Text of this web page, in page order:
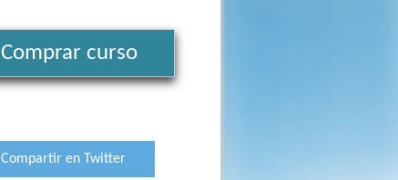
Comprar curso
Compartir en Twitter